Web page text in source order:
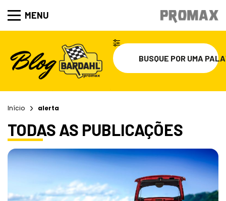
MENU
Início alerta
TODAS AS PUBLICAÇÕES